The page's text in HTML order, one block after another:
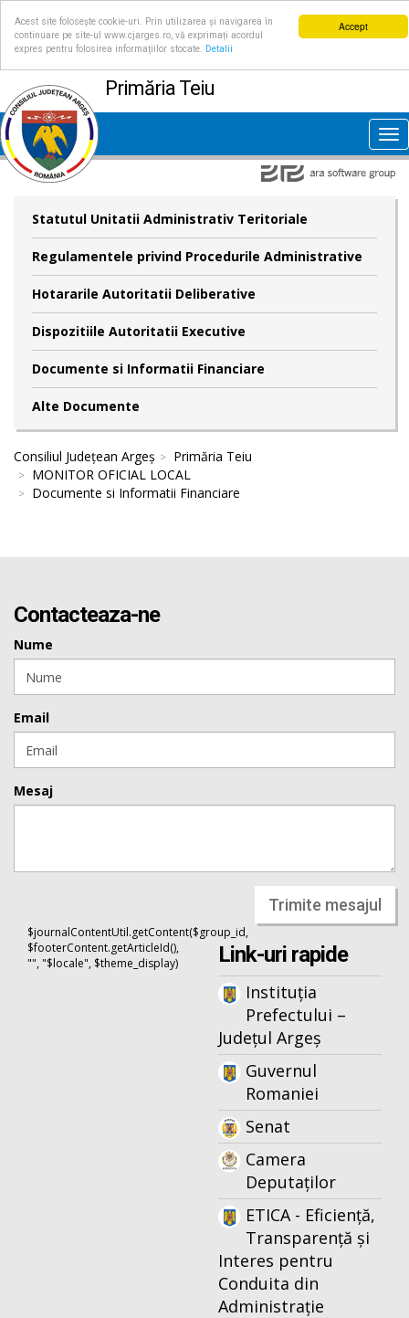
Accept
Acest site folosește cookie-uri. Prin utilizarea și navigarea în
continuare pe site-ul www.cjarges.ro, vă exprimați acordul
expres pentru folosirea informațiilor stocate.
Detalii
Primăria Teiu
Statutul Unitatii Administrativ Teritoriale
Regulamentele privind Procedurile Administrative
Hotararile Autoritatii Deliberative
Dispozitiile Autoritatii Executive
Documente si Informatii Financiare
Alte Documente
Consiliul Județean Argeș
Primăria Teiu
MONITOR OFICIAL LOCAL
Documente si Informatii Financiare
Contacteaza-ne
Nume
Email
Mesaj
Trimite mesajul
$journalContentUtil.getContent($group_id,
$footerContent.getArticleId(),
"", "$locale", $theme_display)
Link-uri rapide
Instituția
Prefectului –
Județul Argeș
Guvernul
Romaniei
Senat
Camera
Deputaților
ETICA - Eficiență,
Transparență și
Interes pentru
Conduita din
Administrație